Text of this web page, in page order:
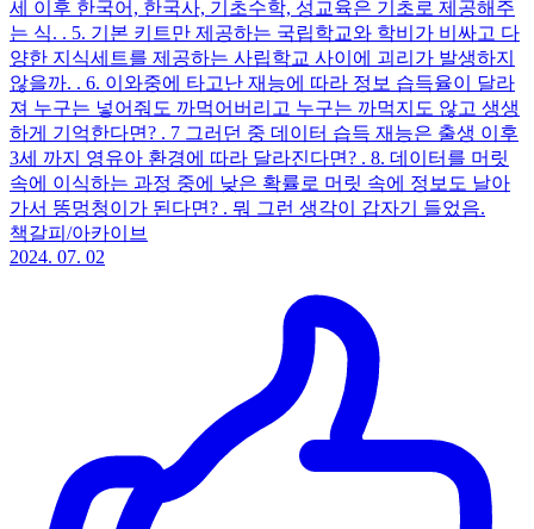
세 이후 한국어, 한국사, 기초수학, 성교육은 기초로 제공해주
는 식. . 5. 기본 키트만 제공하는 국립학교와 학비가 비싸고 다
양한 지식세트를 제공하는 사립학교 사이에 괴리가 발생하지
않을까. . 6. 이와중에 타고난 재능에 따라 정보 습득율이 달라
져 누구는 넣어줘도 까먹어버리고 누구는 까먹지도 않고 생생
하게 기억한다면? . 7 그러던 중 데이터 습득 재능은 출생 이후
3세 까지 영유아 환경에 따라 달라진다면? . 8. 데이터를 머릿
속에 이식하는 과정 중에 낮은 확률로 머릿 속에 정보도 날아
가서 똥멍청이가 된다면? . 뭐 그런 생각이 갑자기 들었음.
책갈피/아카이브
2024. 07. 02